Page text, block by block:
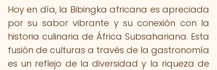
Hoy en día, la Bibingka africana es apreciada
por su sabor vibrante y su conexión con la
historia culinaria de África Subsahariana. Esta
fusión de culturas a través de la gastronomía
es un reflejo de la diversidad y la riqueza de